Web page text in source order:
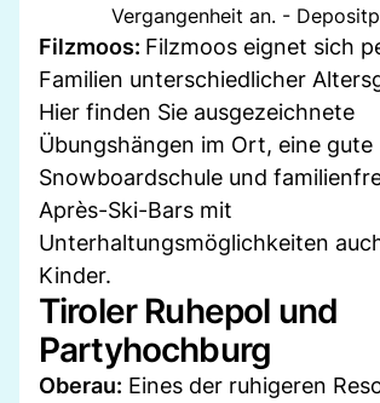
Vergangenheit an. -
Filzmoos: Filzmoos eignet sich
Familien unterschiedlicher
Hier finden Sie ausgezeichnete
Übungshängen im Ort, eine gute
Snowboardschule und
Après-Ski-Bars mit
Unterhaltungsmöglichkeiten
Kinder.
Tiroler Ruhepol und
Partyhochburg
Oberau: Eines der ruhigeren